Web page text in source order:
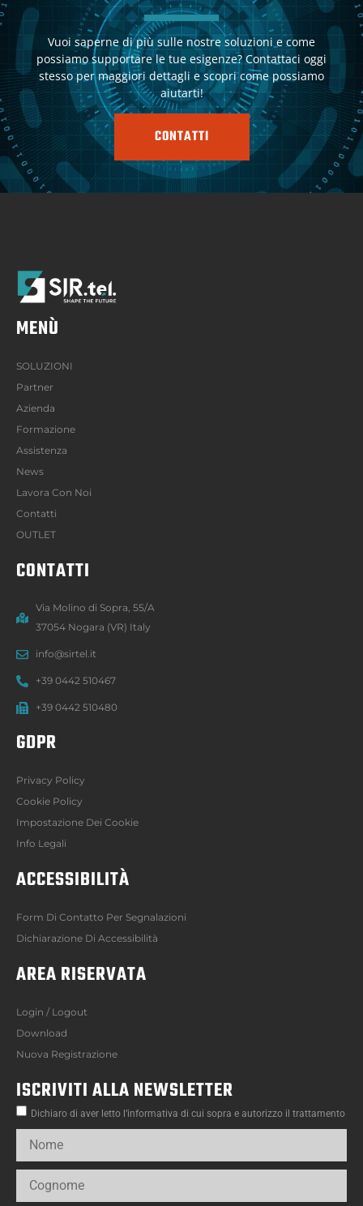
Vuoi saperne di più sulle nostre soluzioni e come
possiamo supportare le tue esigenze? Contattaci oggi
stesso per maggiori dettagli e scopri come possiamo
aiutarti!
CONTATTI
MENÙ
SOLUZIONI
Partner
Azienda
Formazione
Assistenza
News
Lavora Con Noi
Contatti
OUTLET
CONTATTI
Via Molino di Sopra, 55/A
37054 Nogara (VR) Italy
info@sirtel.it
+39 0442 510467
+39 0442 510480
GDPR
Privacy Policy
Cookie Policy
Impostazione Dei Cookie
Info Legali
ACCESSIBILITÀ
Form Di Contatto Per Segnalazioni
Dichiarazione Di Accessibilità
AREA RISERVATA
Login / Logout
Download
Nuova Registrazione
ISCRIVITI ALLA NEWSLETTER
Dichiaro di aver letto l’informativa di cui sopra e autorizzo il trattamento